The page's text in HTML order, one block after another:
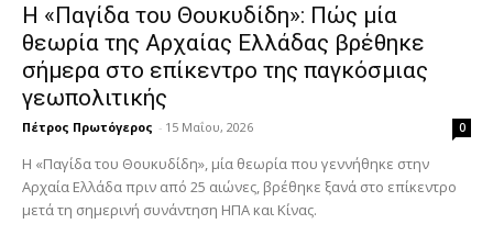
Η «Παγίδα του Θουκυδίδη»: Πώς μία
θεωρία της Αρχαίας Ελλάδας βρέθηκε
σήμερα στο επίκεντρο της παγκόσμιας
γεωπολιτικής
Πέτρος Πρωτόγερος - 15 Μαΐου, 2026 0
Η «Παγίδα του Θουκυδίδη», μία θεωρία που γεννήθηκε στην
Αρχαία Ελλάδα πριν από 25 αιώνες, βρέθηκε ξανά στο επίκεντρο
μετά τη σημερινή συνάντηση ΗΠΑ και Κίνας.